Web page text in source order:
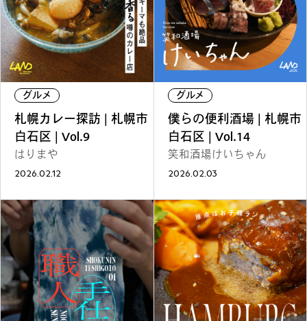
ファッション
アート＆イベント ホビー ホーム＆インテリア
グルメ
札幌カレー探訪 | 札幌市
白石区 | Vol.9
はりまや
2026.02.12
グルメ
僕らの便利酒場 | 札幌市
白石区 | Vol.14
笑和酒場けいちゃん
2026.02.03